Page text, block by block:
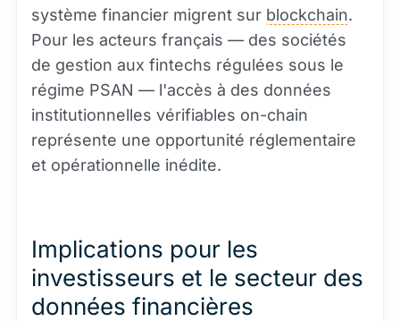
système financier migrent sur blockchain.
Pour les acteurs français — des sociétés
de gestion aux fintechs régulées sous le
régime PSAN — l'accès à des données
institutionnelles vérifiables on-chain
représente une opportunité réglementaire
et opérationnelle inédite.
Implications pour les
investisseurs et le secteur des
données financières